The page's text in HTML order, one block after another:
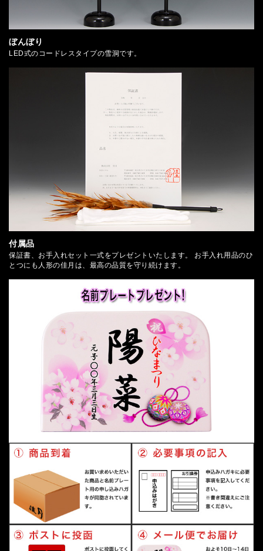
ぼんぼり
LED式のコードレスタイプの雪洞です。
付属品
保証書、お手入れセット一式をプレゼントいたします。 お手入れ用品のひ
とつにも人形の佳月は、最高の品質を守り続けます。